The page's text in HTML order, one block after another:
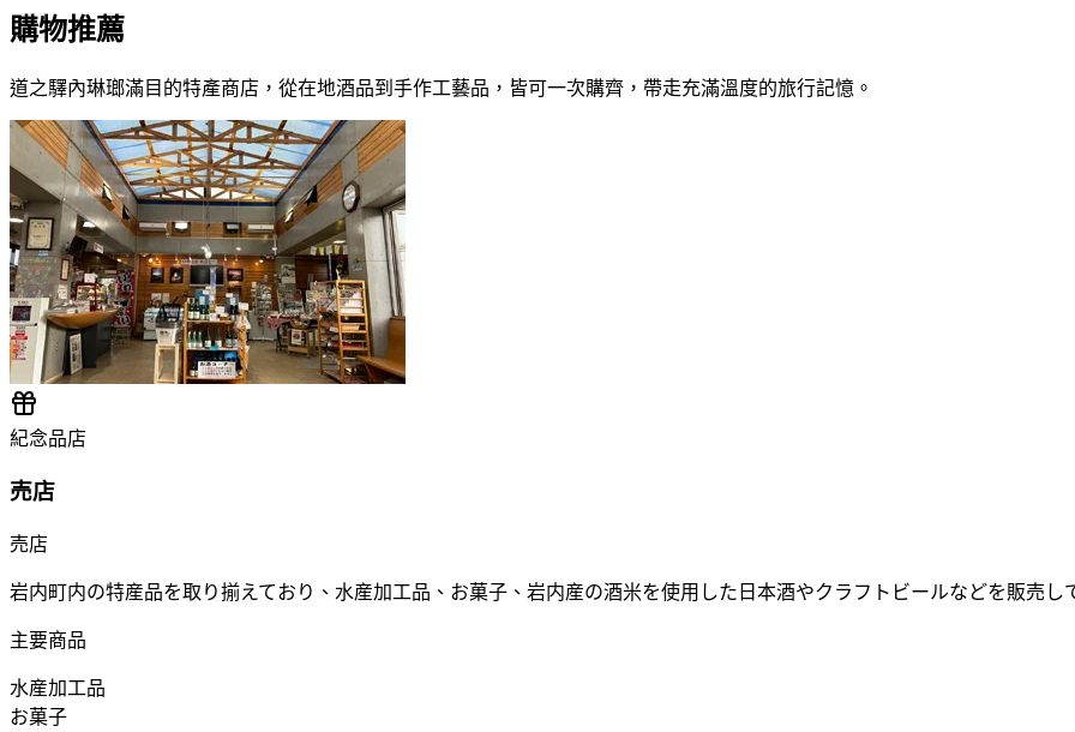
購物推薦
道之驛內琳瑯滿目的特產商店，從在地酒品到手作工藝品，皆可一次購齊，帶走充滿溫度的旅行記憶。
紀念品店
売店
売店
岩内町内の特産品を取り揃えており、水産加工品、お菓子、岩内産の酒米を使用した日本酒やクラフトビールなどを販売し
主要商品
水産加工品
お菓子